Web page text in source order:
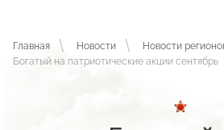
Главная Новости
Новости
Богатый на патриотические акции сентябрь